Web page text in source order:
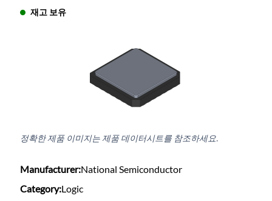
재고 보유
정확한 제품 이미지는 제품 데이터시트를 참조하세요.
Manufacturer:National Semiconductor
Category:Logic